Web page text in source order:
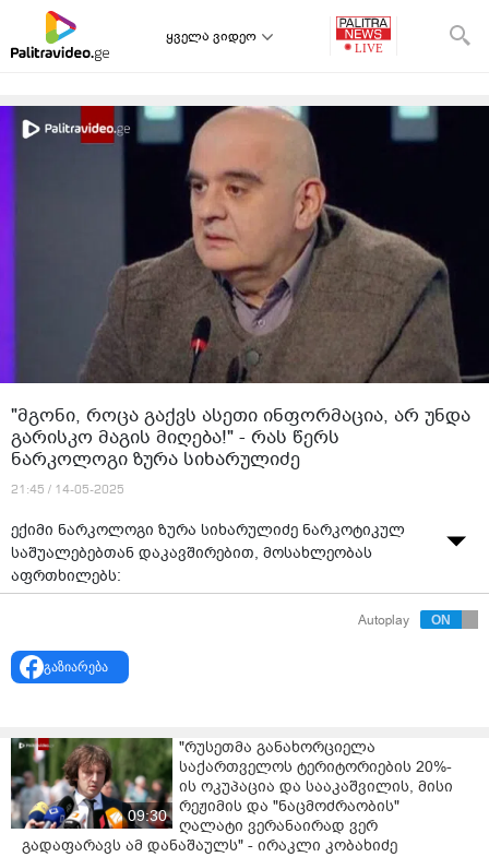
ყველა ვიდეო
"მგონი, როცა გაქვს ასეთი ინფორმაცია, არ უნდა
გარისკო მაგის მიღება!" - რას წერს
ნარკოლოგი ზურა სიხარულიძე
21:45 / 14-05-2025
ექიმი ნარკოლოგი ზურა სიხარულიძე ნარკოტიკულ
საშუალებებთან დაკავშირებით, მოსახლეობას
აფრთხილებს:
"ნარკოტიკი, რომელიც აქტიურად გამოჩნდა ბაზარზე
მეფედრონი ან ალფაპვპ ან და შერეულია სხვა და
სხვა ნარკოტიკებში. ეს არის ნაროტიკი, რომელიც
იქით უფრო იძლევა, ვიდრე სიამოვნებას. ლეფედრონი
— იგივე 4-ქლორომეთკათინონი — ეკუთვნის
სინთეზური კათინონების ოჯახს. ქიმიურად ჰგავს
მეფედრონს, მაგრამ ქლორის ატომი აძლევს სხვა
ტოქსიკურ პროფილს. გარეგნულად — თეთრი ან
Autoplay
გაზიარება
09:30
"რუსეთმა განახორციელა
საქართველოს ტერიტორიების 20%-
ის ოკუპაცია და სააკაშვილის, მისი
რეჟიმის და "ნაცმოძრაობის"
ღალატი ვერანაირად ვერ
გადაფარავს ამ დანაშაულს" - ირაკლი კობახიძე